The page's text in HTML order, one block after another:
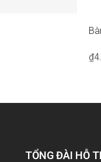
₫
TỔNG ĐÀI HỖ